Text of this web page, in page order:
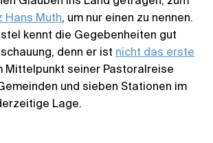
Hans Muth, um nur einen zu nennen.
kennt die Gegebenheiten gut
denn er ist nicht das erste
Mittelpunkt seiner Pastoralreise
und sieben Stationen im
Lage.